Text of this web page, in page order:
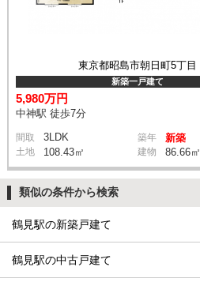
東京都昭島市朝日町5丁目
新築一戸建て
5,980万円
中神駅 徒歩7分
間取 3LDK 築年 新築
土地 108.43㎡ 建物 86.66㎡
類似の条件から検索
鶴見駅の新築戸建て
鶴見駅の中古戸建て